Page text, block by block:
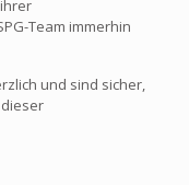
Team immerhin
und sind sicher,